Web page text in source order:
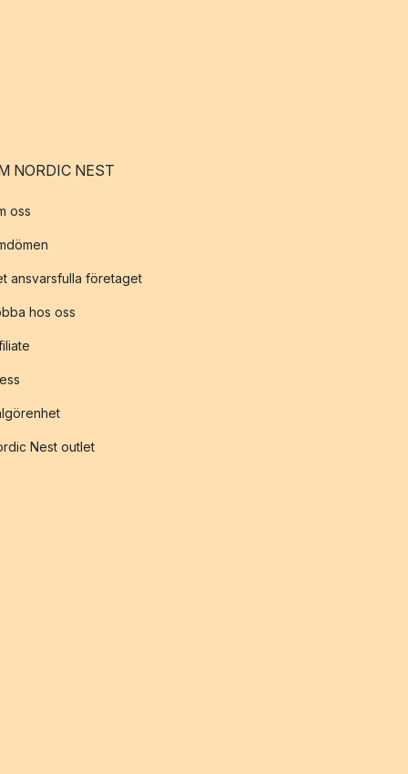
NORDIC NEST
oss
ansvarsfulla företaget
hos oss
Nest outlet